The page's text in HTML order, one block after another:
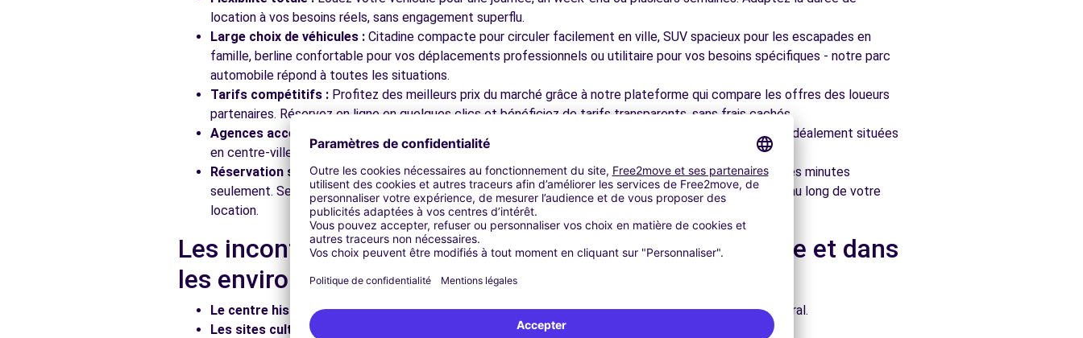
Free2move Rent - TECHNIC AUTOMOBILES - PLAISANCE DU TOUCH (C)
9.2 km
PLAISANCE DU TOUCH, FR-31, 31830
Free2Move Rent - CENTRE AUTO FRANCK AUTO - COLOMIERS (C)
9.2 km
CHEMIN DE L'ECHUT - ZI EN JACCA
location à vos besoins réels, sans engagement superflu.
Large choix de véhicules : Citadine compacte pour circuler facilement en ville, SUV spacieux pour les escapades en
famille, berline confortable pour vos déplacements professionnels ou utilitaire pour vos besoins spécifiques - notre parc
automobile répond à toutes les situations.
Tarifs compétitifs : Profitez des meilleurs prix du marché grâce à notre plateforme qui compare les offres des loueurs
partenaires. Réservez en ligne en quelques clics et bénéficiez de tarifs transparents, sans frais cachés.
Agences accessibles :
Récupérez votre véhicule dans l'une de nos nombreuses agences partenaires, idéalement situées
en centre-ville, en gare ou près des aéroports pour faciliter le démarrage de votre séjour.
Réservation simplifiée :Notre plateforme intuitive vous permet de réserver votre véhicule en quelques minutes
seulement. Service client disponible pour répondre à toutes vos questions et vous accompagner tout au long de votre
location.
Les incontournables à découvrir à Villeneuve-Tolosane et dans
les environs
Le centre historique :Flânez dans les ruelles du cœur de ville et découvrez son patrimoine architectural.
Les sites culturels :
Visitez les musées et monuments qui font la richesse de Villeneuve-Tolosane.